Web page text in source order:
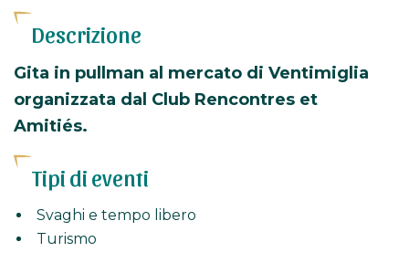
Descrizione
Gita in pullman al mercato di Ventimiglia
organizzata dal Club Rencontres et
Amitiés.
Tipi di eventi
Svaghi e tempo libero
Turismo